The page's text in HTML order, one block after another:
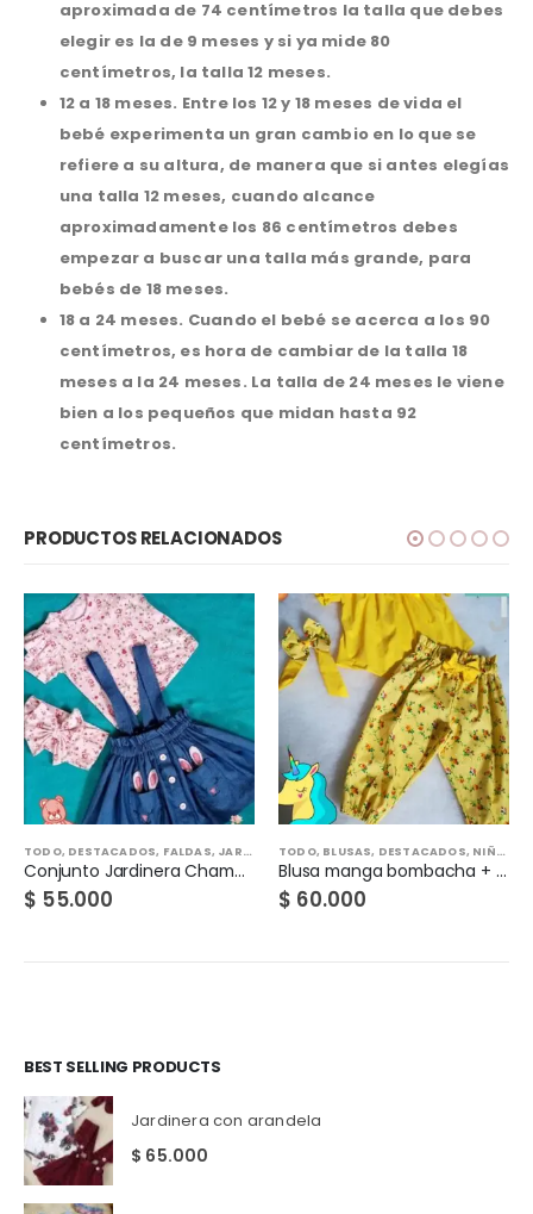
aproximada de 74 centímetros la talla que debes
elegir es la de 9 meses y si ya mide 80
centímetros, la talla 12 meses.
12 a 18 meses. Entre los 12 y 18 meses de vida el
bebé experimenta un gran cambio en lo que se
refiere a su altura, de manera que si antes elegías
una talla 12 meses, cuando alcance
aproximadamente los 86 centímetros debes
empezar a buscar una talla más grande, para
bebés de 18 meses.
18 a 24 meses. Cuando el bebé se acerca a los 90
centímetros, es hora de cambiar de la talla 18
meses a la 24 meses. La talla de 24 meses le viene
bien a los pequeños que midan hasta 92
centímetros.
PRODUCTOS RELACIONADOS
TODO
TODO, DESTACADOS, FALDAS, JARDINERAS ,NIÑAS
Conjunto Jardinera Chambray
$ 55.000
TODO, BLUSAS, DESTACADOS, NIÑAS
Blusa manga bombacha + pantalón
$ 60.000
BEST SELLING PRODUCTS
Jardinera con arandela
$ 65.000